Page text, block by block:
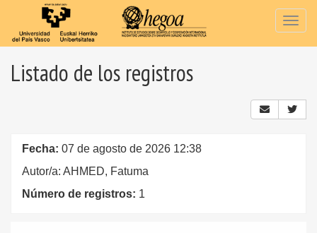
Listado de los registros
Fecha: 07 de agosto de 2026 12:38
Autor/a: AHMED, Fatuma
Número de registros: 1